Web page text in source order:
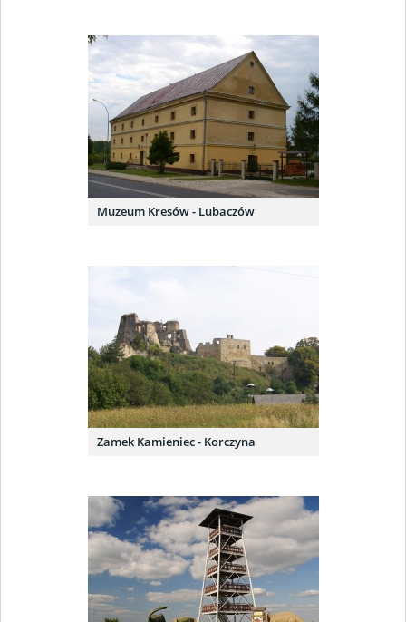
Muzeum Kresów - Lubaczów
Zamek Kamieniec - Korczyna